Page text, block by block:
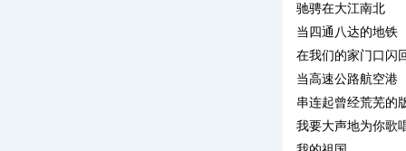
驰骋在大江南北
当四通八达的地铁
在我们的家门口闪
当高速公路航空港
串连起曾经荒芜的
我要大声地为你歌